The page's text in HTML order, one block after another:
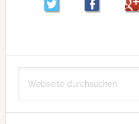
Seitenspalte
durchsuchen